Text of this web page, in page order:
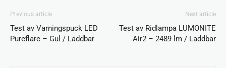
Previous article
Test av Varningspuck LED
Pureflare – Gul / Laddbar
Next article
Test av Ridlampa LUMONITE
Air2 – 2489 lm / Laddbar